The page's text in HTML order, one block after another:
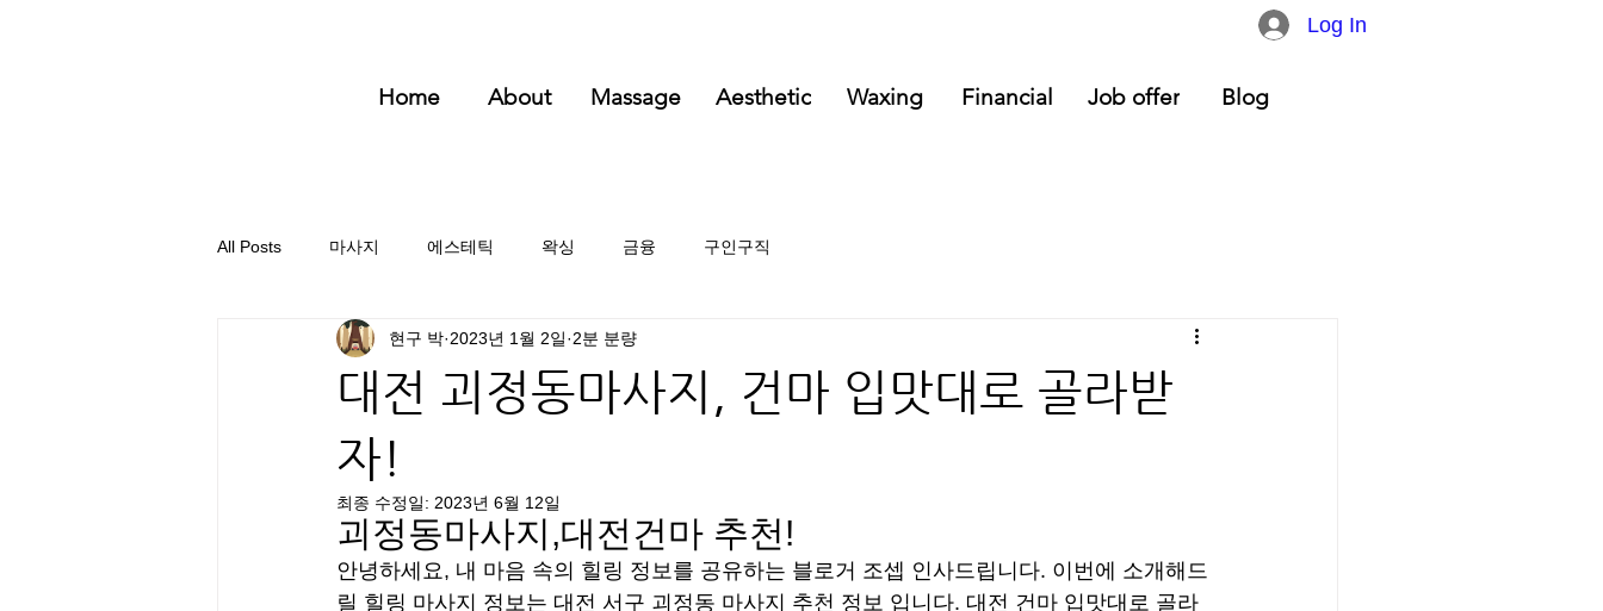
Log In
Home About Massage Aesthetic Waxing Financial Job offer Blog
All Posts 마사지 에스테틱 왁싱 금융 구인구직
대전 괴정동마사지, 건마 입맛대로 골라받
자!
현구 박 2023년 1월 2일 2분 분량
최종 수정일: 2023년 6월 12일
괴정동마사지,대전건마 추천!
안녕하세요, 내 마음 속의 힐링 정보를 공유하는 블로거 조셉 인사드립니다. 이번에 소개해드
릴 힐링 마사지 정보는 대전 서구 괴정동 마사지 추천 정보 입니다. 대전 건마 입맛대로 골라